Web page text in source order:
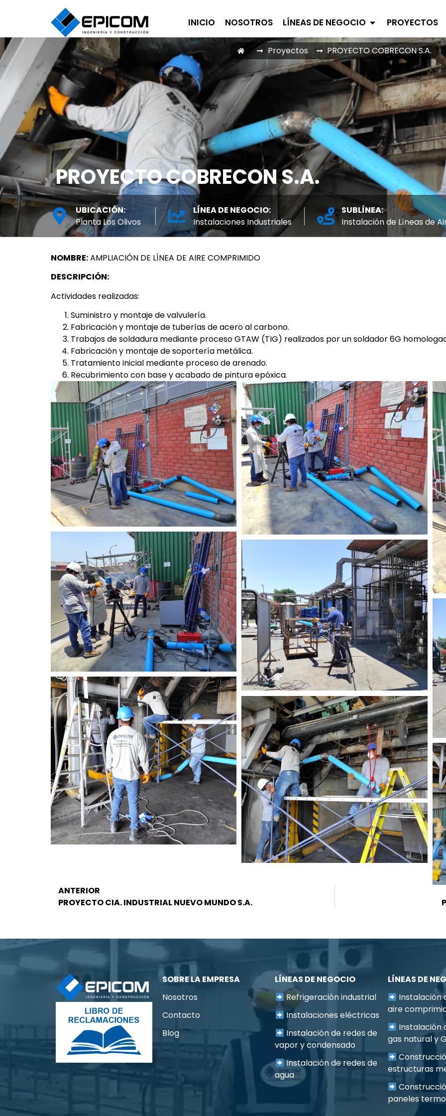
INICIO NOSOTROS LÍNEAS DE NEGOCIO PROYECTOS
Proyectos PROYECTO COBRECON S.A.
PROYECTO COBRECON S.A.
UBICACIÓN:
Planta Los Olivos
LÍNEA DE NEGOCIO:
Instalaciones Industriales
SUBLÍNEA:
Instalación de Líneas de
NOMBRE:AMPLIACIÓN DE LÍNEA DE AIRE COMPRIMIDO
DESCRIPCIÓN:
Actividades realizadas:
Suministro y montaje de valvulería.
Fabricación y montaje de tuberías de acero al carbono.
Trabajos de soldadura mediante proceso GTAW (TIG) realizados por un soldador 6G
Fabricación y montaje de soportería metálica.
Tratamiento inicial mediante proceso de arenado.
Recubrimiento con base y acabado de pintura epóxica.
ANTERIOR
PROYECTO CIA. INDUSTRIAL NUEVO MUNDO S.A.
SOBRE LA EMPRESA
Nosotros
Contacto
Blog
LÍNEAS DE NEGOCIO
Refrigeración industrial
Instalaciones eléctricas
Instalación de redes de
vapor y condensado
Instalación de redes de
agua
LÍNEAS DE
Instalación
aire
Instalación
gas natural y
estructuras
paneles